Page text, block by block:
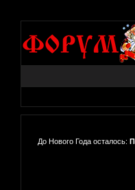
До Нового Года осталось: